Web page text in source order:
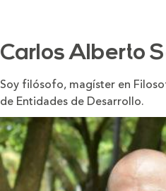
Carlos Alberto
Soy filósofo, magíster en
de Entidades de Desarrollo.